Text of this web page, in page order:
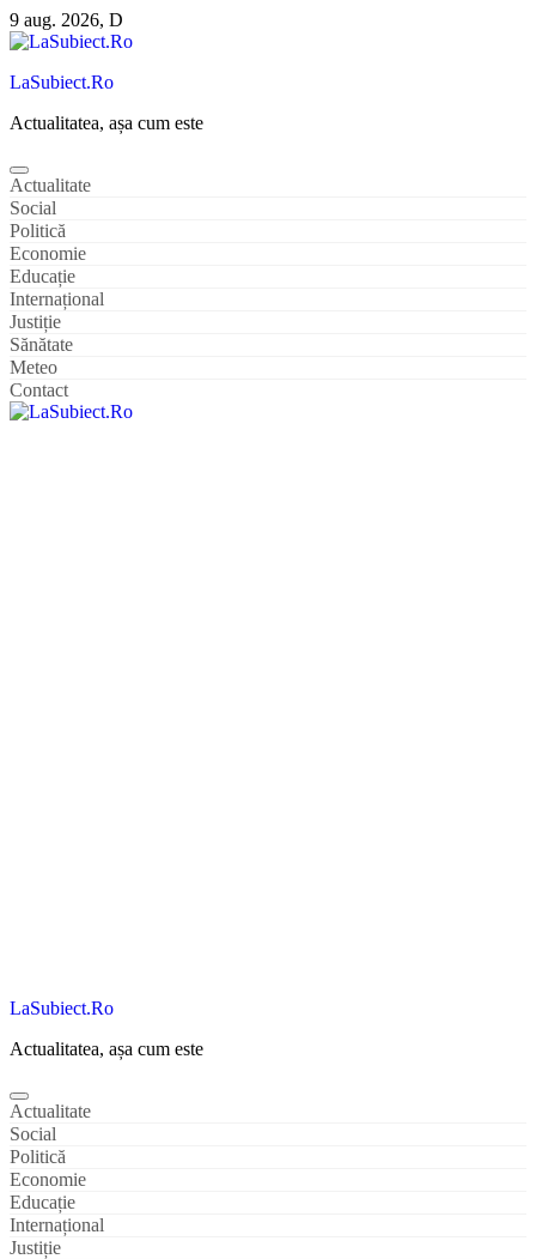
Sari
la
9 aug. 2026, D
LaSubiect.Ro
Actualitatea, așa cum este
Actualitate
Social
Politică
Economie
Educație
Internațional
Justiție
Sănătate
Meteo
Contact
LaSubiect.Ro
Actualitatea, așa cum este
Actualitate
Social
Politică
Economie
Educație
Internațional
Justiție